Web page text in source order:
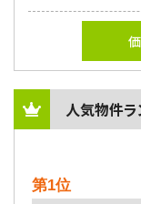
人気物件ラ
第1位